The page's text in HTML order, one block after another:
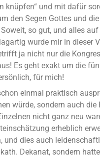
knüpfen“ und mit dafür
den Segen Gottes und
so gut, und alles
wurde mir in dieser
ja nicht nur die
Es geht exakt um die
für mich!
einmal praktisch
würde, sondern auch
nicht ganz neu
erheblich
und dies auch
Dekanat, sondern